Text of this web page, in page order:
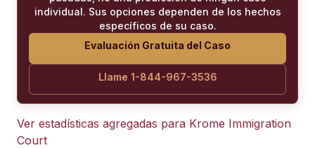
individual. Sus opciones dependen de los hechos
específicos de su caso.
Evaluación Gratuita del Caso
Llame 1-844-967-3536
Ver estadísticas agregadas para Krome Immigration
Court